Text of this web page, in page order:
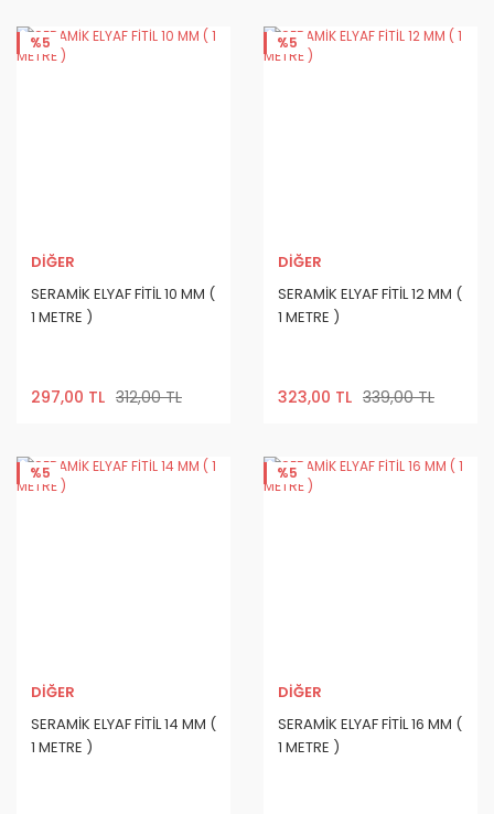
%5
DİĞER
SERAMİK ELYAF FİTİL 10 MM (
1 METRE )
297,00 TL 312,00 TL
%5
DİĞER
SERAMİK ELYAF FİTİL 12 MM (
1 METRE )
323,00 TL 339,00 TL
%5
DİĞER
SERAMİK ELYAF FİTİL 14 MM (
1 METRE )
%5
DİĞER
SERAMİK ELYAF FİTİL 16 MM (
1 METRE )